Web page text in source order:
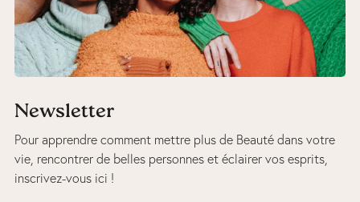
Newsletter
Pour apprendre comment mettre plus de Beauté dans votre
vie, rencontrer de belles personnes et éclairer vos esprits,
inscrivez-vous ici !